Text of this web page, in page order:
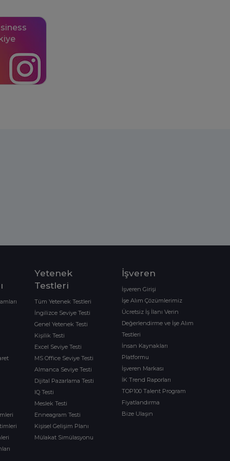
Yetenek
Testleri
Tüm Yetenek Testleri
İngilizce Seviye Testi
Genel Yetenek Testi
Kişilik Testi
Excel Seviye Testi
MS Office Seviye Testi
Almanca Seviye Testi
Dijital Pazarlama Testi
IQ Testi
Meslek Testi
Enneagram Testi
Kişisel Gelişim Planı
Mülakat Simülasyonu
İşveren
İşveren Girişi
İşe Alım Çözümlerimiz
Ücretsiz İş İlanı Verin
Değerlendirme ve İşe Alım
Testleri
İnsan Kaynakları
Platformu
İşveren Markası
İK Trend Raporları
TOP100 Talent Program
Fiyatlandırma
Bize Ulaşın